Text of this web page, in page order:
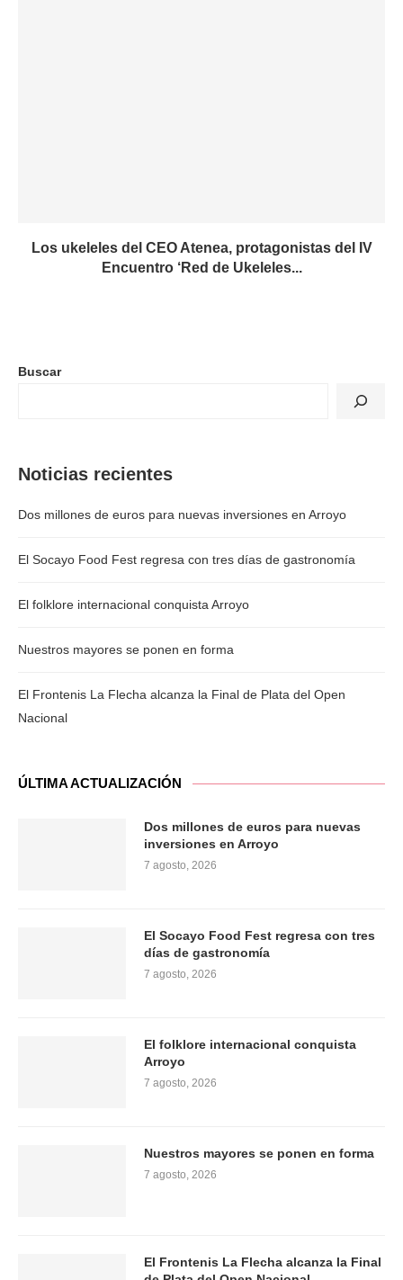
Los ukeleles del CEO Atenea, protagonistas del IV
Encuentro ‘Red de Ukeleles...
Buscar
Noticias recientes
Dos millones de euros para nuevas inversiones en Arroyo
El Socayo Food Fest regresa con tres días de gastronomía
El folklore internacional conquista Arroyo
Nuestros mayores se ponen en forma
El Frontenis La Flecha alcanza la Final de Plata del Open
Nacional
ÚLTIMA ACTUALIZACIÓN
Dos millones de euros para nuevas
inversiones en Arroyo
7 agosto, 2026
El Socayo Food Fest regresa con tres
días de gastronomía
7 agosto, 2026
El folklore internacional conquista
Arroyo
7 agosto, 2026
Nuestros mayores se ponen en forma
7 agosto, 2026
El Frontenis La Flecha alcanza la Final